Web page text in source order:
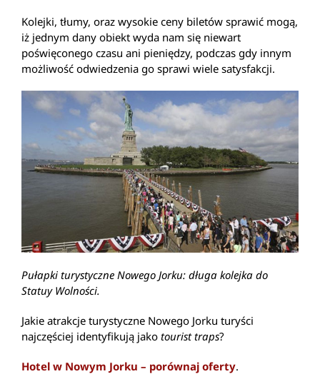
Kolejki, tłumy, oraz wysokie ceny biletów sprawić mogą,
iż jednym dany obiekt wyda nam się niewart
poświęconego czasu ani pieniędzy, podczas gdy innym
możliwość odwiedzenia go sprawi wiele satysfakcji.
Pułapki turystyczne Nowego Jorku: długa kolejka do
Statuy Wolności.
Jakie atrakcje turystyczne Nowego Jorku turyści
najczęściej identyfikują jako tourist traps?
Hotel w Nowym Jorku – porównaj oferty.